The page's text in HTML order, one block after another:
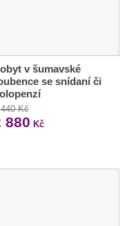
v šumavské
se snídaní či
Kč
880 Kč